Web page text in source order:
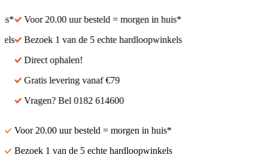
Voor 20.00 uur besteld = morgen in huis*
Bezoek 1 van de 5 echte hardloopwinkels
Direct ophalen!
Gratis levering vanaf €79
Vragen? Bel 0182 614600
Voor 20.00 uur besteld = morgen in huis*
Bezoek 1 van de 5 echte hardloopwinkels